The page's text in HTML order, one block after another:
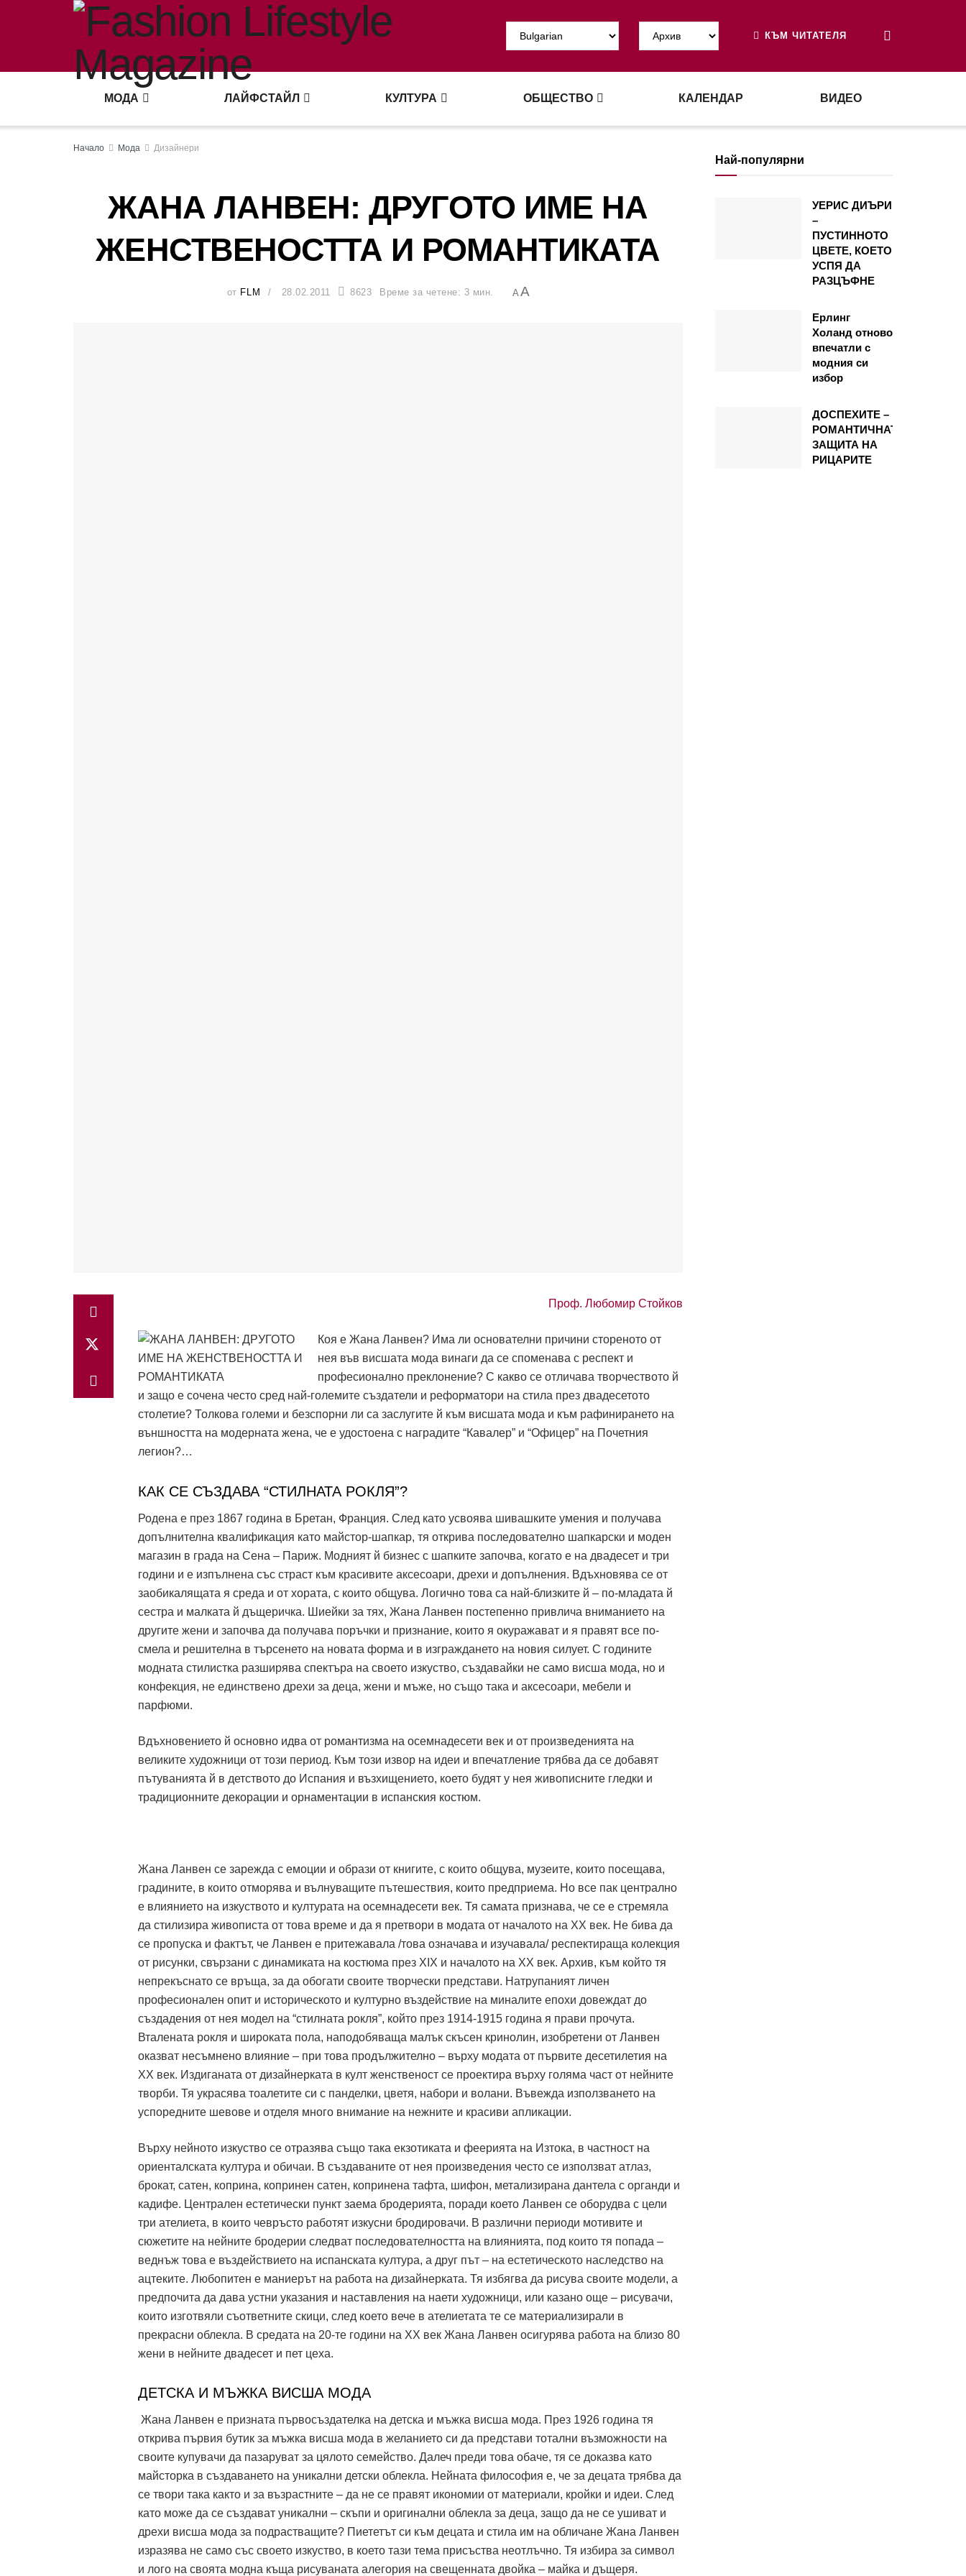
КЪМ ЧИТАТЕЛЯ
МОДА ЛАЙФСТАЙЛ КУЛТУРА ОБЩЕСТВО КАЛЕНДАР ВИДЕО
Начало Мода Дизайнери
ЖАНА ЛАНВЕН: ДРУГОТО ИМЕ НА
ЖЕНСТВЕНОСТТА И РОМАНТИКАТА
от FLM 28.02.2011 8623 Време за четене: 3 мин. AA
Проф. Любомир Стойков
Коя е Жана Ланвен? Има ли основателни причини стореното от
нея във висшата мода винаги да се споменава с респект и
професионално преклонение? С какво се отличава творчеството й
и защо е сочена често сред най-големите създатели и реформатори на стила през двадесетото
столетие? Толкова големи и безспорни ли са заслугите й към висшата мода и към рафинирането на
външността на модерната жена, че е удостоена с наградите “Кавалер” и “Офицер” на Почетния
легион?…
КАК СЕ СЪЗДАВА “СТИЛНАТА РОКЛЯ”?
Родена е през 1867 година в Бретан, Франция. След като усвоява шивашките умения и получава
допълнителна квалификация като майстор-шапкар, тя открива последователно шапкарски и моден
магазин в града на Сена – Париж. Модният й бизнес с шапките започва, когато е на двадесет и три
години и е изпълнена със страст към красивите аксесоари, дрехи и допълнения. Вдъхновява се от
заобикалящата я среда и от хората, с които общува. Логично това са най-близките й – по-младата й
сестра и малката й дъщеричка. Шиейки за тях, Жана Ланвен постепенно привлича вниманието на
другите жени и започва да получава поръчки и признание, които я окуражават и я правят все по-
смела и решителна в търсенето на новата форма и в изграждането на новия силует. С годините
модната стилистка разширява спектъра на своето изкуство, създавайки не само висша мода, но и
конфекция, не единствено дрехи за деца, жени и мъже, но също така и аксесоари, мебели и
парфюми.
Вдъхновението й основно идва от романтизма на осемнадесети век и от произведенията на
великите художници от този период. Към този извор на идеи и впечатление трябва да се добавят
пътуванията й в детството до Испания и възхищението, което будят у нея живописните гледки и
традиционните декорации и орнаментации в испанския костюм.
Жана Ланвен се зарежда с емоции и образи от книгите, с които общува, музеите, които посещава,
градините, в които отморява и вълнуващите пътешествия, които предприема. Но все пак централно
е влиянието на изкуството и културата на осемнадесети век. Тя самата признава, че се е стремяла
да стилизира живописта от това време и да я претвори в модата от началото на ХХ век. Не бива да
се пропуска и фактът, че Ланвен е притежавала /това означава и изучавала/ респектираща колекция
от рисунки, свързани с динамиката на костюма през ХІХ и началото на ХХ век. Архив, към който тя
непрекъснато се връща, за да обогати своите творчески представи. Натрупаният личен
професионален опит и историческото и културно въздействие на миналите епохи довеждат до
създадения от нея модел на “стилната рокля”, който през 1914-1915 година я прави прочута.
Вталената рокля и широката пола, наподобяваща малък скъсен кринолин, изобретени от Ланвен
оказват несъмнено влияние – при това продължително – върху модата от първите десетилетия на
ХХ век. Издиганата от дизайнерката в култ женственост се проектира върху голяма част от нейните
творби. Тя украсява тоалетите си с панделки, цветя, набори и волани. Въвежда използването на
успоредните шевове и отделя много внимание на нежните и красиви апликации.
Върху нейното изкуство се отразява също така екзотиката и феерията на Изтока, в частност на
ориенталската култура и обичаи. В създаваните от нея произведения често се използват атлаз,
брокат, сатен, коприна, копринен сатен, копринена тафта, шифон, метализирана дантела с органди и
кадифе. Централен естетически пункт заема бродерията, поради което Ланвен се оборудва с цели
три ателиета, в които чевръсто работят изкусни бродировачи. В различни периоди мотивите и
сюжетите на нейните бродерии следват последователността на влиянията, под които тя попада –
веднъж това е въздействието на испанската култура, а друг път – на естетическото наследство на
ацтеките. Любопитен е маниерът на работа на дизайнерката. Тя избягва да рисува своите модели, а
предпочита да дава устни указания и наставления на наети художници, или казано още – рисувачи,
които изготвяли съответните скици, след което вече в ателиетата те се материализирали в
прекрасни облекла. В средата на 20-те години на ХХ век Жана Ланвен осигурява работа на близо 80
жени в нейните двадесет и пет цеха.
ДЕТСКА И МЪЖКА ВИСША МОДА
Жана Ланвен е призната първосъздателка на детска и мъжка висша мода. През 1926 година тя
открива първия бутик за мъжка висша мода в желанието си да представи тотални възможности на
своите купувачи да пазаруват за цялото семейство. Далеч преди това обаче, тя се доказва като
майсторка в създаването на уникални детски облекла. Нейната философия е, че за децата трябва да
се твори така както и за възрастните – да не се правят икономии от материали, кройки и идеи. След
като може да се създават уникални – скъпи и оригинални облекла за деца, защо да не се ушиват и
дрехи висша мода за подрастващите? Пиететът си към децата и стила им на обличане Жана Ланвен
изразява не само със своето изкуство, в което тази тема присъства неотлъчно. Тя избира за символ
и лого на своята модна къща рисуваната алегория на свещенната двойка – майка и дъщеря.
Най-популярни
УЕРИС ДИЪРИ
–
ПУСТИННОТО
ЦВЕТЕ, КОЕТО
УСПЯ ДА
РАЗЦЪФНЕ
Ерлинг
Холанд отново
впечатли с
модния си
избор
ДОСПЕХИТЕ –
РОМАНТИЧНАТА
ЗАЩИТА НА
РИЦАРИТЕ